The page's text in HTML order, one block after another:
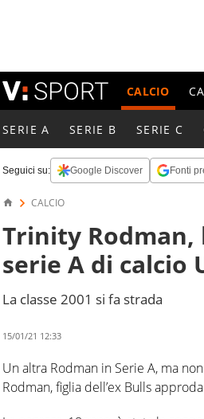
CALCIO
SERIE A SERIE B SERIE C
Seguici su: Google Discover Fonti
CALCIO
Trinity Rodman,
serie A di calcio
La classe 2001 si fa strada
15/01/21 12:33
Un altra Rodman in Serie A, ma
Rodman, figlia dell’ex Bulls